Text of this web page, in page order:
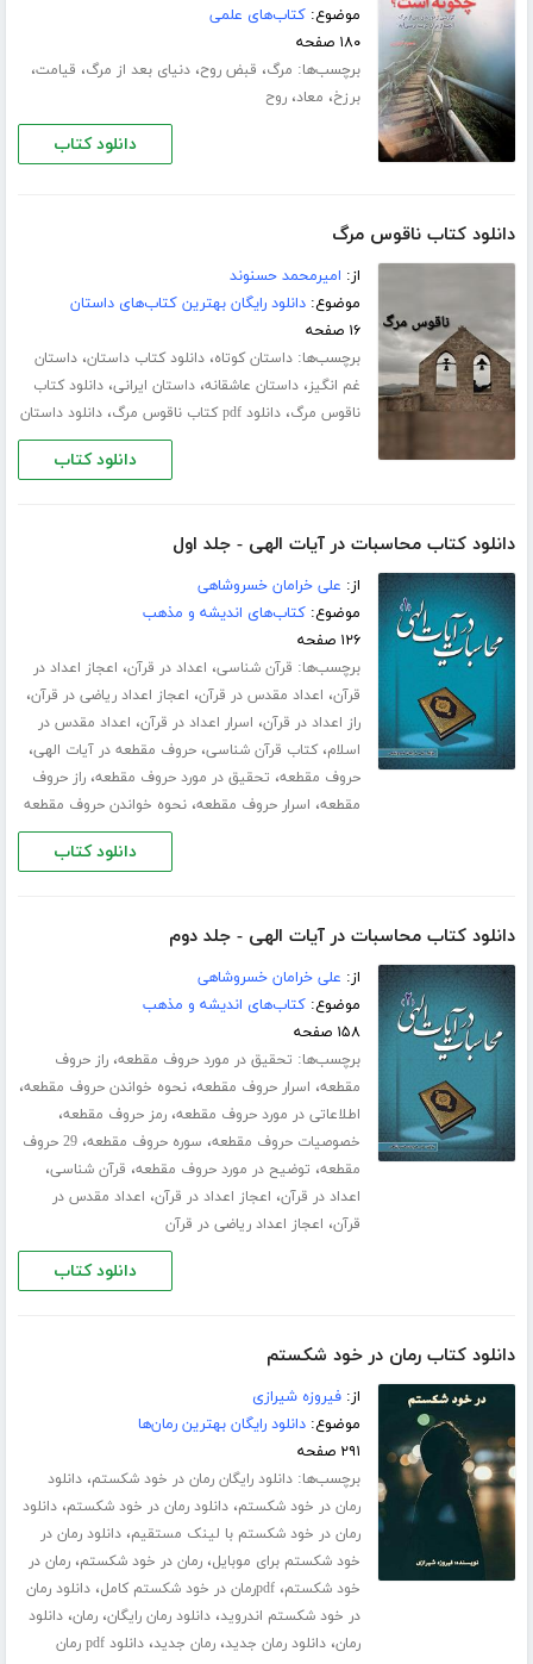
موضوع:کتاب‌های علمی
۱۸۰ صفحه
برچسب‌ها: مرگ، قبض روح،دنیای بعد از مرگ، قیامت،
برزخ، معاد،روح
دانلود کتاب
دانلود کتاب ناقوس مرگ
از: امیرمحمد حسنوند
موضوع:دانلود رایگان بهترین کتاب‌های داستان
۱۶ صفحه
برچسب‌ها:داستان کوتاه،دانلود کتاب داستان،داستان
غم انگیز،داستان عاشقانه،داستان ایرانی،دانلود کتاب
ناقوس مرگ،دانلود pdf کتاب ناقوس مرگ ،دانلود داستان
دانلود کتاب
دانلود کتاب محاسبات در آیات الهی - جلد اول
از: علی خرامان خسروشاهی
موضوع:کتاب‌های اندیشه و مذهب
۱۲۶ صفحه
برچسب‌ها: قرآن شناسی، اعداد در قرآن، اعجاز اعداد در
قرآن، اعداد مقدس در قرآن، اعجاز اعداد ریاضی در قرآن،
راز اعداد در قرآن، اسرار اعداد در قرآن، اعداد مقدس در
اسلام،کتاب قرآن شناسی،حروف مقطعه در آیات الهی،
حروف مقطعه، تحقیق در مورد حروف مقطعه،راز حروف
مقطعه، اسرار حروف مقطعه،نحوه خواندن حروف مقطعه
دانلود کتاب
دانلود کتاب محاسبات در آیات الهی - جلد دوم
از: علی خرامان خسروشاهی
موضوع:کتاب‌های اندیشه و مذهب
۱۵۸ صفحه
برچسب‌ها: تحقیق در مورد حروف مقطعه،راز حروف
مقطعه، اسرار حروف مقطعه،نحوه خواندن حروف مقطعه،
اطلاعاتی در مورد حروف مقطعه،رمز حروف مقطعه،
خصوصیات حروف مقطعه، سوره حروف مقطعه،
29 حروف
مقطعه، توضیح در مورد حروف مقطعه، قرآن شناسی،
اعداد در قرآن، اعجاز اعداد در قرآن، اعداد مقدس در
قرآن، اعجاز اعداد ریاضی در قرآن
دانلود کتاب
دانلود کتاب رمان در خود شکستم
از:فیروزه شیرازی
موضوع:دانلود رایگان بهترین رمان‌ها
۲۹۱ صفحه
برچسب‌ها:دانلود رایگان رمان در خود شکستم،دانلود
رمان در خود شکستم،دانلود رمان در خود شکستم،دانلود
رمان در خود شکستم با لینک مستقیم،دانلود رمان در
خود شکستم برای موبایل،رمان در خود شکستم،رمان در
خود شکستم،pdfرمان در خود شکستم کامل ،دانلود رمان
در خود شکستم اندروید،دانلود رمان رایگان،رمان،دانلود
رمان،دانلود رمان جدید،رمان جدید،دانلود pdf رمان